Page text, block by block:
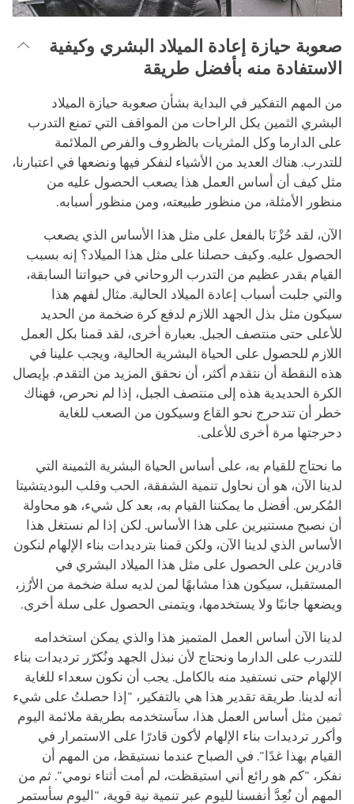
صعوبة حيازة إعادة الميلاد البشري وكيفية
الاستفادة منه بأفضل طريقة
من المهم التفكير في البداية بشأن صعوبة حيازة الميلاد
البشري الثمين بكل الراحات من المواقف التي تمنع التدرب
على الدارما وكل المثريات بالظروف والفرص الملائمة
للتدرب. هناك العديد من الأشياء لنفكر فيها ونضعها في اعتبارنا،
مثل كيف أن أساس العمل هذا يصعب الحصول عليه من
منظور الأمثلة، من منظور طبيعته، ومن منظور أسبابه.
الآن، لقد حُزْنَا بالفعل على مثل هذا الأساس الذي يصعب
الحصول عليه. وكيف حصلنا على مثل هذا الميلاد؟ إنه بسبب
القيام بقدر عظيم من التدرب الروحاني في حيواتنا السابقة،
والتي جلبت أسباب إعادة الميلاد الحالية. مثال لفهم هذا
سيكون مثل بذل الجهد اللازم لدفع كرة ضخمة من الحديد
للأعلى حتى منتصف الجبل. بعبارة أخرى، لقد قمنا بكل العمل
اللازم للحصول على الحياة البشرية الحالية، ويجب علينا في
هذه النقطة أن نتقدم أكثر، أن نحقق المزيد من التقدم. بإيصال
الكرة الحديدية هذه إلى منتصف الجبل، إذا لم نحرص، فهناك
خطر أن تتدحرج نحو القاع وسيكون من الصعب للغاية
دحرجتها مرة أخرى للأعلى.
ما نحتاج للقيام به، على أساس الحياة البشرية الثمينة التي
لدينا الآن، هو أن نحاول تنمية الشفقة، الحب وقلب البوديتشيتا
المُكرس. أفضل ما يمكننا القيام به، بعد كل شيء، هو محاولة
أن نصبح مستنيرين على هذا الأساس. لكن إذا لم نستغل هذا
الأساس الذي لدينا الآن، ولكن قمنا بترديدات بناء الإلهام لنكون
قادرين على الحصول على مثل هذا الميلاد البشري في
المستقبل، سيكون هذا مشابهًا لمن لديه سلة ضخمة من الأرُز،
ويضعها جانبًا ولا يستخدمها، ويتمنى الحصول على سلة أخرى.
لدينا الآن أساس العمل المتميز هذا والذي يمكن استخدامه
للتدرب على الدارما ونحتاج لأن نبذل الجهد ونُكرّر ترديدات بناء
الإلهام حتى نستفيد منه بالكامل. يجب أن نكون سعداء للغاية
أنه لدينا. طريقة تقدير هذا هي بالتفكير، "إذا حصلتُ على شيء
ثمين مثل أساس العمل هذا، ساَستخدمه بطريقة ملائمة اليوم
وأكرر ترديدات بناء الإلهام لأكون قادرًا على الاستمرار في
القيام بهذا غدًا". في الصباح عندما نستيقظ، من المهم أن
نفكر، "كم هو رائع أني استيقظت، لم أمت أثناء نومي". ثم من
المهم أن نُعِدَّ أنفسنا لليوم عبر تنمية نية قوية، "اليوم سأستمر